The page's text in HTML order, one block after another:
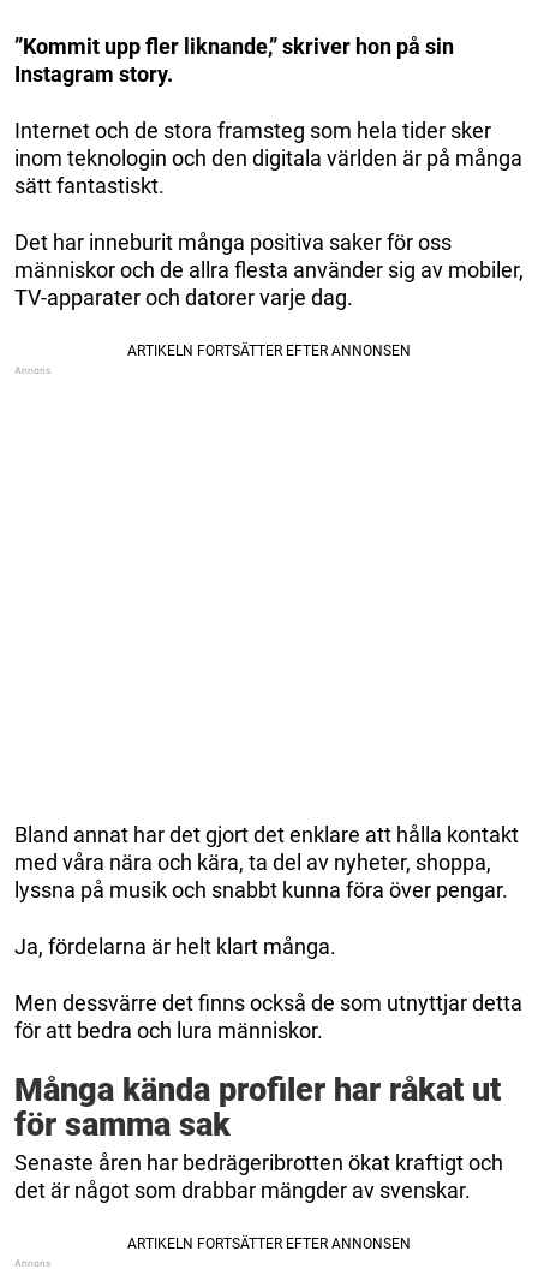
”Kommit upp fler liknande,” skriver hon på sin
Instagram story.
Internet och de stora framsteg som hela tider sker
inom teknologin och den digitala världen är på många
sätt fantastiskt.
Det har inneburit många positiva saker för oss
människor och de allra flesta använder sig av mobiler,
TV-apparater och datorer varje dag.
Bland annat har det gjort det enklare att hålla kontakt
med våra nära och kära, ta del av nyheter, shoppa,
lyssna på musik och snabbt kunna föra över pengar.
Ja, fördelarna är helt klart många.
Men dessvärre det finns också de som utnyttjar detta
för att bedra och lura människor.
Många kända profiler har råkat ut
för samma sak
Senaste åren har bedrägeribrotten ökat kraftigt och
det är något som drabbar mängder av svenskar.